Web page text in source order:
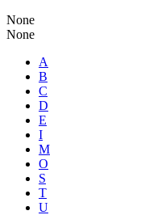
None
None
A
B
C
D
E
I
M
O
S
T
U